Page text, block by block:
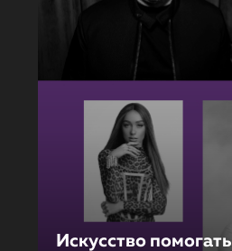
Искусство помогать